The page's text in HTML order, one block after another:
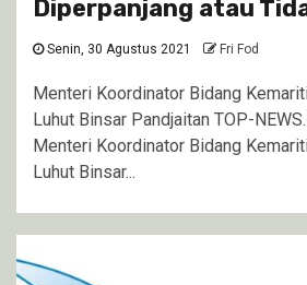
Diperpanjang atau
Senin, 30 Agustus 2021 Fri Fod
Menteri Koordinator Bidang
Luhut Binsar Pandjaitan TOP-
Menteri Koordinator Bidang
Luhut Binsar...